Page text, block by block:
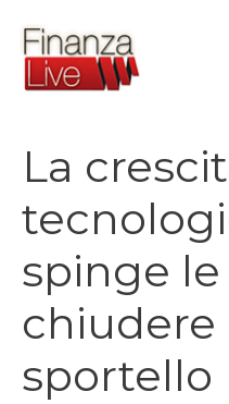
contenuto
La
spinge
chiudere
sportello